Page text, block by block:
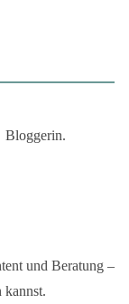
Bloggerin.
und Beratung –
kannst.